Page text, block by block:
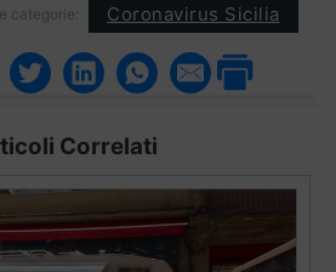
categorie: Coronavirus Sicilia
Correlati